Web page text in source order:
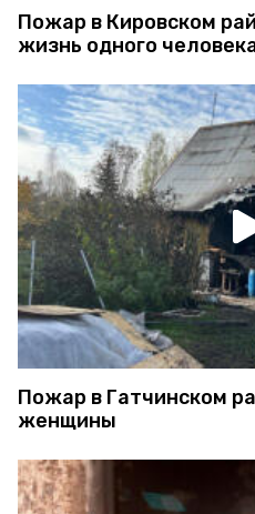
Пожар в Кировском
жизнь одного
Пожар в Гатчинском
женщины